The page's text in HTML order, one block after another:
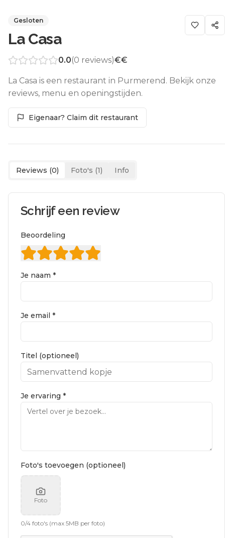
Gesloten
La Casa
0.0(0 reviews)€€
La Casa is een restaurant in Purmerend. Bekijk onze
reviews, menu en openingstijden.
Eigenaar? Claim dit restaurant
Reviews (0) Foto's (1) Info
Schrijf een review
Beoordeling
Je naam *
Je email *
Titel (optioneel)
Je ervaring *
Foto's toevoegen (optioneel)
Foto
0/4 foto's (max 5MB per foto)